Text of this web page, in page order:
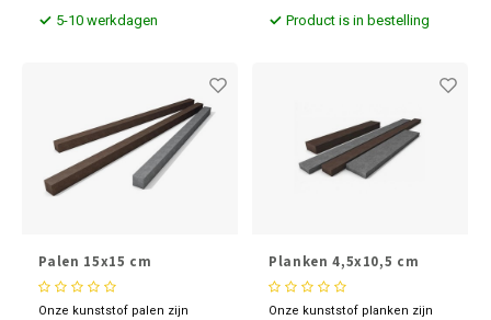
maatvoeringen en kleuren.
5-10 werkdagen
de bovenbelasting kunt u een
Product is in bestelling
Palen 15x15 cm
Onze kunststof palen zijn
Planken 4,5x10,5 cm
Onze kunststof planken zijn